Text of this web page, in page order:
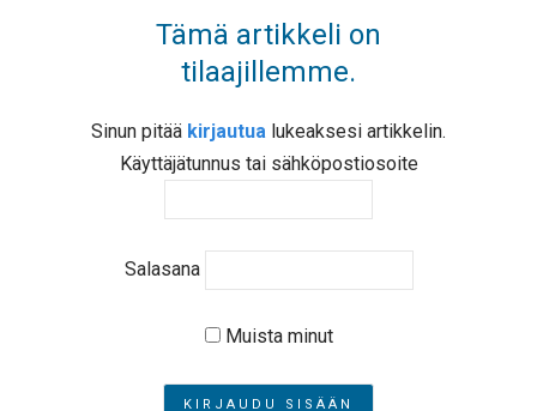
Tämä artikkeli on
tilaajillemme.
Sinun pitää kirjautua lukeaksesi artikkelin.
Käyttäjätunnus tai sähköpostiosoite
Salasana
Muista minut